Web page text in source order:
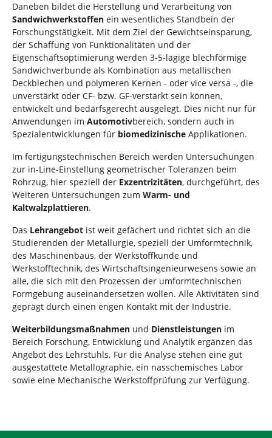
Daneben bildet die Herstellung und Verarbeitung von
Sandwichwerkstoffen ein wesentliches Standbein der
Forschungstätigkeit. Mit dem Ziel der Gewichtseinsparung,
der Schaffung von Funktionalitäten und der
Eigenschaftsoptimierung werden 3-5-lagige blechförmige
Sandwichverbunde als Kombination aus metallischen
Deckblechen und polymeren Kernen - oder vice versa -, die
unverstärkt oder CF- bzw. GF-verstärkt sein können,
entwickelt und bedarfsgerecht ausgelegt. Dies nicht nur für
Anwendungen im Automotivbereich, sondern auch in
Spezialentwicklungen für biomedizinische Applikationen.
Im fertigungstechnischen Bereich werden Untersuchungen
zur in-Line-Einstellung geometrischer Toleranzen beim
Rohrzug, hier speziell der Exzentrizitäten, durchgeführt, des
Weiteren Untersuchungen zum Warm- und
Kaltwalzplattieren.
Das Lehrangebot ist weit gefächert und richtet sich an die
Studierenden der Metallurgie, speziell der Umformtechnik,
des Maschinenbaus, der Werkstoffkunde und
Werkstofftechnik, des Wirtschaftsingenieurwesens sowie an
alle, die sich mit den Prozessen der umformtechnischen
Formgebung auseinandersetzen wollen. Alle Aktivitäten sind
geprägt durch einen engen Kontakt mit der Industrie.
Weiterbildungsmaßnahmen und Dienstleistungen im
Bereich Forschung, Entwicklung und Analytik ergänzen das
Angebot des Lehrstuhls. Für die Analyse stehen eine gut
ausgestattete Metallographie, ein nasschemisches Labor
sowie eine Mechanische Werkstoffprüfung zur Verfügung.